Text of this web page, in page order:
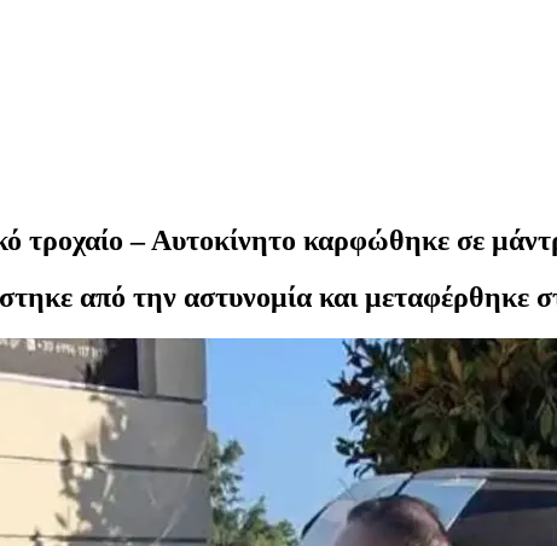
τροχαίο – Αυτοκίνητο καρφώθηκε σε
από την αστυνομία και μεταφέρθηκε